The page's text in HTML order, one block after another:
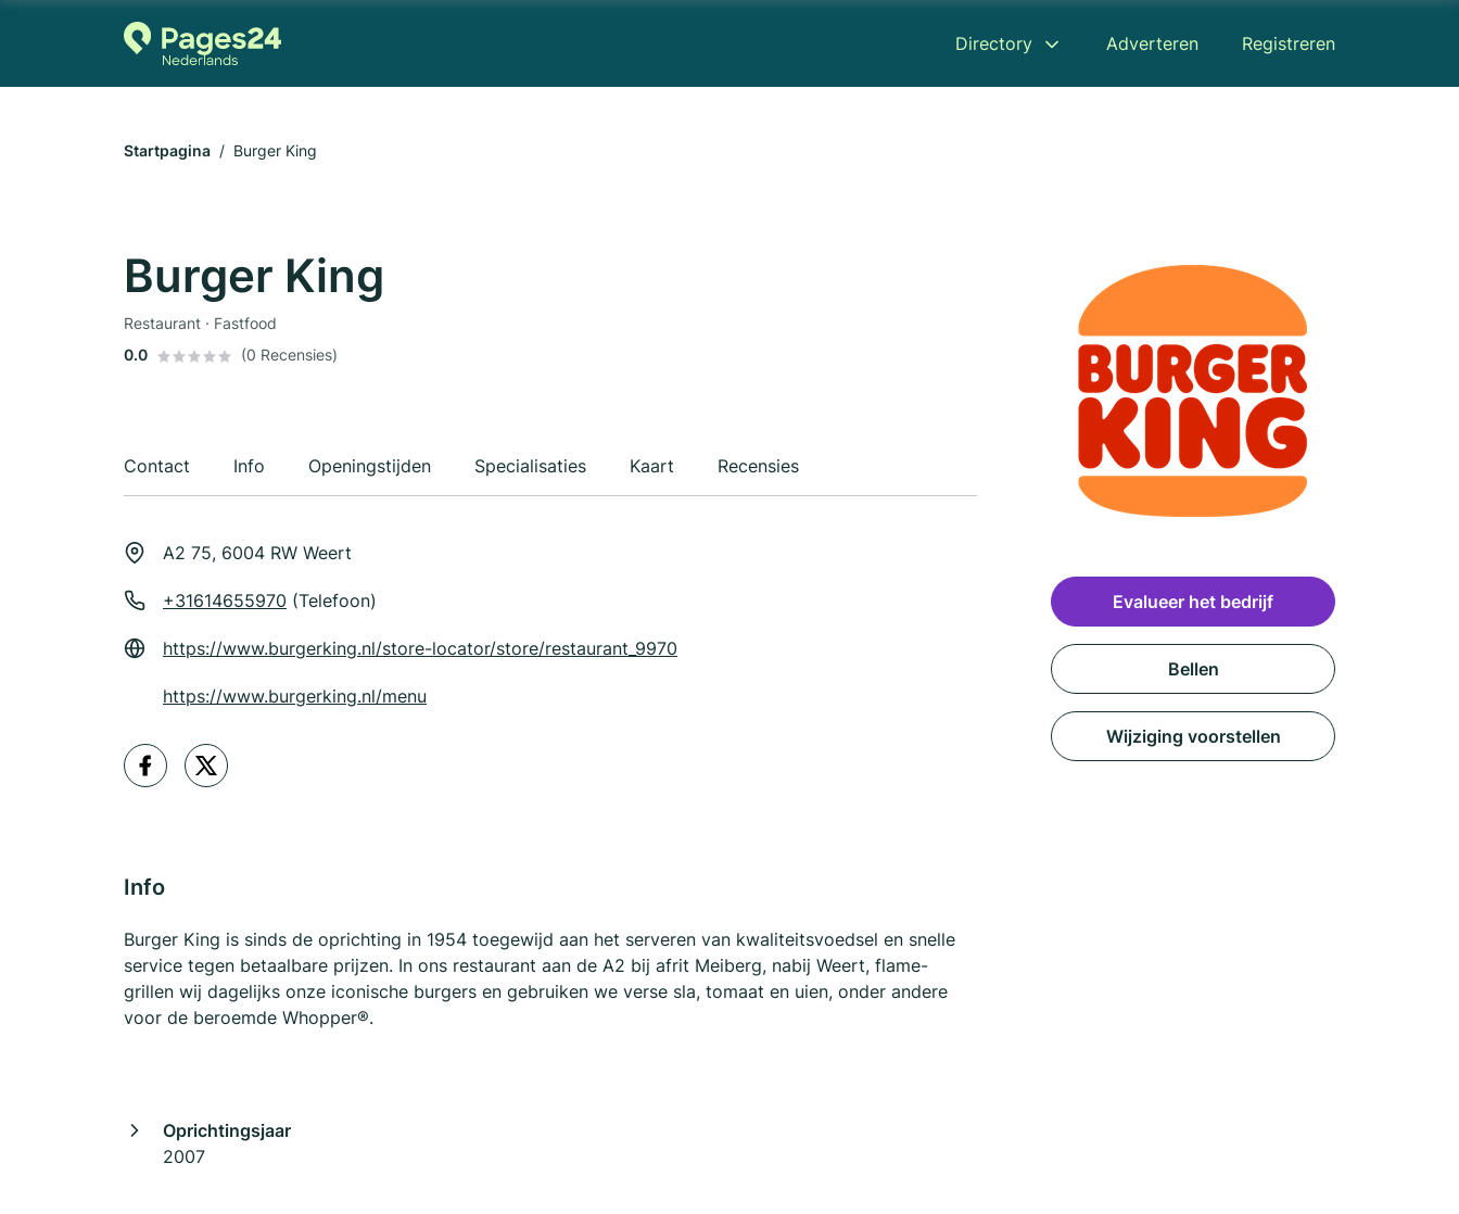
Directory Adverteren Registreren
Startpagina Burger King
Burger King
Restaurant · Fastfood
0.0
(0 Recensies)
Contact Info Openingstijden Specialisaties Kaart Recensies
A2 75, 6004 RW Weert
+31614655970 (Telefoon)
https://www.burgerking.nl/store-locator/store/restaurant_9970
https://www.burgerking.nl/menu
Info
Burger King is sinds de oprichting in 1954 toegewijd aan het serveren van kwaliteitsvoedsel en snelle
service tegen betaalbare prijzen. In ons restaurant aan de A2 bij afrit Meiberg, nabij Weert, flame-
grillen wij dagelijks onze iconische burgers en gebruiken we verse sla, tomaat en uien, onder andere
voor de beroemde Whopper®.
Oprichtingsjaar
2007
Evalueer het bedrijf
Bellen
Wijziging voorstellen